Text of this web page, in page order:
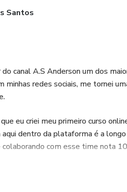
Santos
canal A.S Anderson um dos
redes sociais, me tornei
eu criei meu primeiro curso
dentro da plataforma é a
com esse time nota